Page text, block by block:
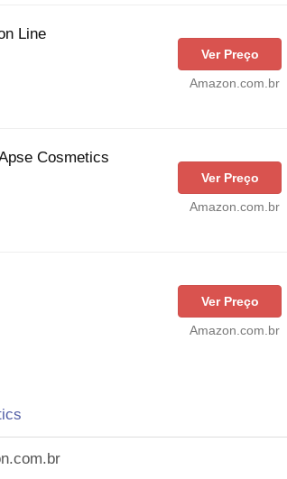
Line
Ver Preço
Amazon.com.br
Cosmetics
Ver Preço
Amazon.com.br
Ver Preço
Amazon.com.br